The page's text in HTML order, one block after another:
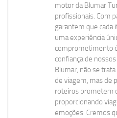
motor da Blumar
profissionais. Com
garantem que
uma experiência
comprometimento
confiança de
Blumar, não se
de viagem, mas de
roteiros prometem
proporcionando
emoções. Cremos